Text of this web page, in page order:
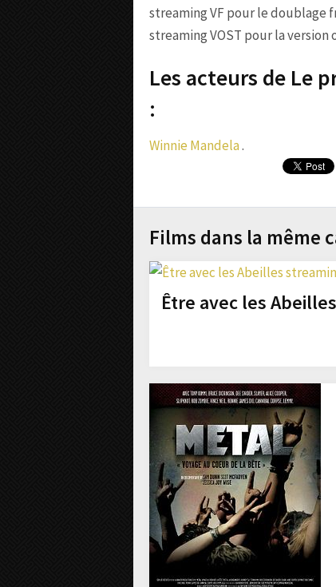
streaming VF pour le doublage
streaming VOST pour la version
Les acteurs de Le
:
Winnie Mandela.
Films dans la même
Être avec les Abeilles